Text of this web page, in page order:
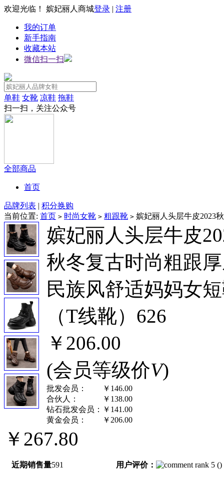
欢迎光临！ 嫔妃丽人商城登录 | 注册
我的订单
新手指南
收藏本站
微信扫一扫
单鞋 女靴 凉鞋 拖鞋
扫一扫，关注公众号
全部商品
首页
品牌列表 | 积分换购
当前位置: 首页 > 时尚女靴 > 粗跟靴 > 嫔妃丽人头层牛皮2023
嫔妃丽人头层牛皮
秋冬复古时尚粗跟
民族风舒适妈妈女
（T线靴）626
￥206.00
(会员等级价V)
批发会员：
￥146.00
合伙人：
￥138.00
钻石批发会员：
￥141.00
黄金会员：
￥206.00
￥267.80
近期销售量591 用户评价： ()